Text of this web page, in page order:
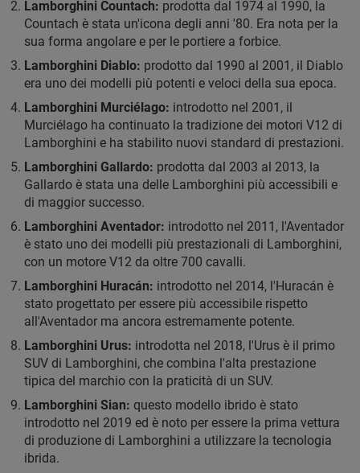
Lamborghini Countach: prodotta dal 1974 al 1990, la
Countach è stata un'icona degli anni '80. Era nota per la
sua forma angolare e per le portiere a forbice.
Lamborghini Diablo: prodotto dal 1990 al 2001, il Diablo
era uno dei modelli più potenti e veloci della sua epoca.
Lamborghini Murciélago: introdotto nel 2001, il
Murciélago ha continuato la tradizione dei motori V12 di
Lamborghini e ha stabilito nuovi standard di prestazioni.
Lamborghini Gallardo: prodotta dal 2003 al 2013, la
Gallardo è stata una delle Lamborghini più accessibili e
di maggior successo.
Lamborghini Aventador: introdotto nel 2011, l'Aventador
è stato uno dei modelli più prestazionali di Lamborghini,
con un motore V12 da oltre 700 cavalli.
Lamborghini Huracán: introdotto nel 2014, l'Huracán è
stato progettato per essere più accessibile rispetto
all'Aventador ma ancora estremamente potente.
Lamborghini Urus: introdotta nel 2018, l'Urus è il primo
SUV di Lamborghini, che combina l'alta prestazione
tipica del marchio con la praticità di un SUV.
Lamborghini Sian: questo modello ibrido è stato
introdotto nel 2019 ed è noto per essere la prima vettura
di produzione di Lamborghini a utilizzare la tecnologia
ibrida.